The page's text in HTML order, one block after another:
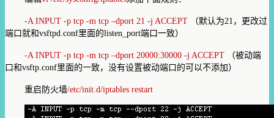
-A INPUT -p tcp -m tcp –dport 21 -j ACCEPT （默认为21 ，更改过
端口就和vsftpd.conf里面的listen_port端口一致）
-A INPUT -p tcp -m tcp –dport 20000:30000 -j ACCEPT
（被动端
口和vsftp.conf里面的一致，没有设置被动端口的可以不添加）
重启防火墙/etc/init.d/iptables restart